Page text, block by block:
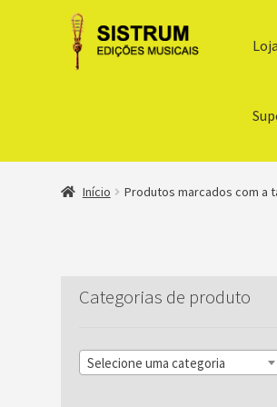
Loja
Início Produtos marcados com a
Categorias de produto
Selecione uma categoria